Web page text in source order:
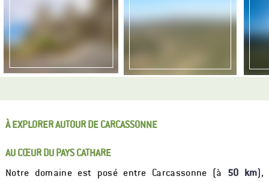
À EXPLORER AUTOUR DE CARCASSONNE
AU CŒUR DU PAYS CATHARE
Notre domaine est posé entre Carcassonne (à 50 km),